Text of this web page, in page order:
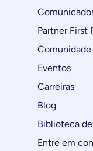
Partner First
Comunidade
Eventos
Carreiras
Blog
Biblioteca
Entre em